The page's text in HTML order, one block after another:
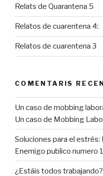
Relats de Quarantena 5
Relatos de cuarentena 4:
Relatos de cuarentena 3
COMENTARIS
Un caso de mobbing
Un caso de Mobbing
Soluciones para el estrés:
Enemigo publico numero
¿Estáis todos